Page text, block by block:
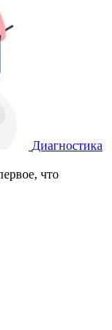
Диагностика
что